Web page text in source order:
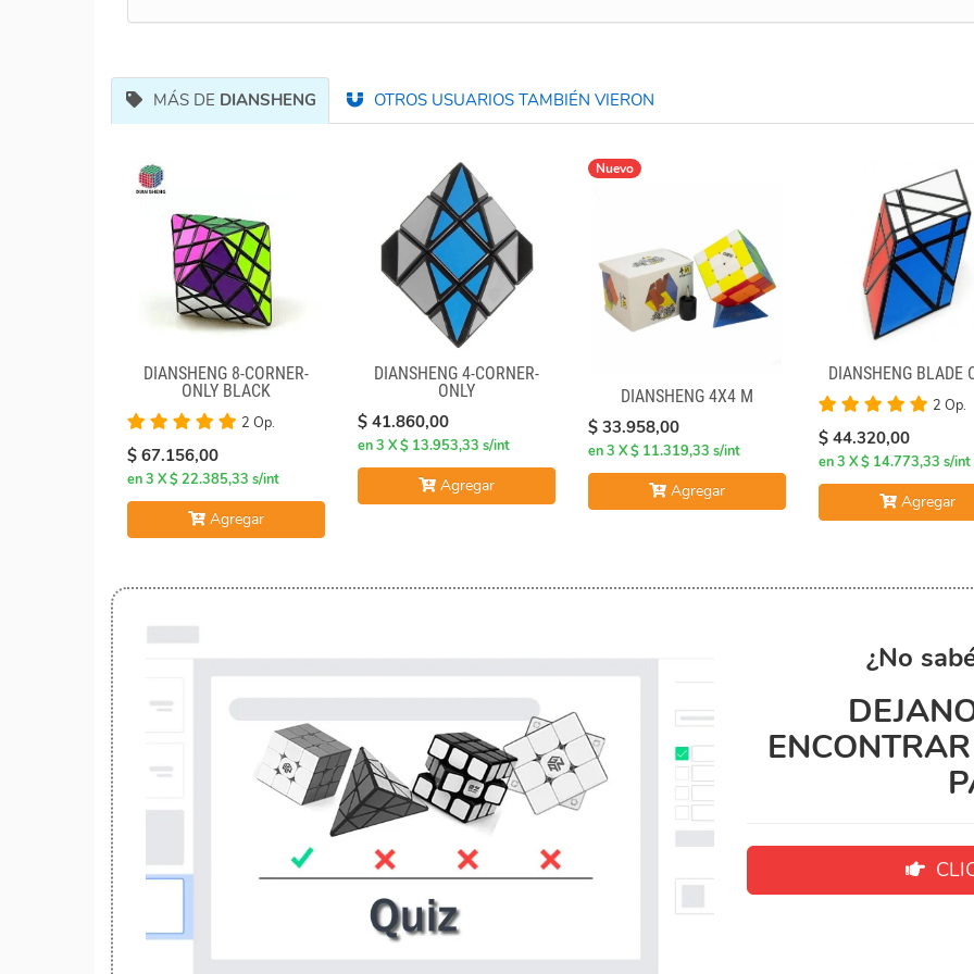
MÁS DE DIANSHENG OTROS USUARIOS TAMBIÉN VIERON
DIANSHENG 8-CORNER-
ONLY BLACK
2 Op.
$ 67.156,00
en 3 X $ 22.385,33 s/int
Agregar
DIANSHENG 4-CORNER-
ONLY
$ 41.860,00
en 3 X $ 13.953,33 s/int
Agregar
Nuevo
DIANSHENG 4X4 M
$ 33.958,00
en 3 X $ 11.319,33 s/int
Agregar
DIANSHENG BLADE
2 Op.
$ 44.320,00
en 3 X $ 14.773,33 s/int
Agregar
¿No